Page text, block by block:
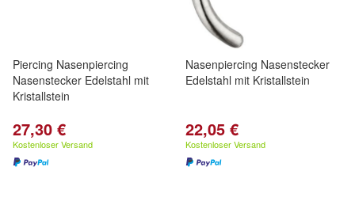
Piercing Nasenpiercing
Nasenstecker Edelstahl mit
Kristallstein
27,30 €
Kostenloser Versand
Nasenpiercing Nasenstecker
Edelstahl mit Kristallstein
22,05 €
Kostenloser Versand